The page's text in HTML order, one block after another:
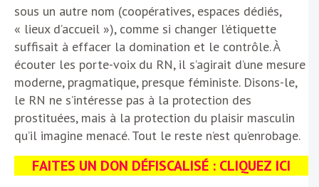
sous un autre nom (coopératives, espaces dédiés,
« lieux d’accueil »), comme si changer l’étiquette
suffisait à effacer la domination et le contrôle. À
écouter les porte-voix du RN, il s’agirait d’une mesure
moderne, pragmatique, presque féministe. Disons-le,
le RN ne s’intéresse pas à la protection des
prostituées, mais à la protection du plaisir masculin
qu’il imagine menacé. Tout le reste n’est qu’enrobage.
FAITES UN DON DÉFISCALISÉ : CLIQUEZ ICI